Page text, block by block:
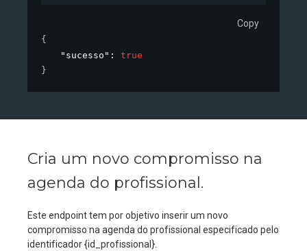
Copy
{
"sucesso" : true
}
Cria um novo compromisso na
agenda do profissional.
Este endpoint tem por objetivo inserir um novo
compromisso na agenda do profissional especificado pelo
identificador {id_profissional}.